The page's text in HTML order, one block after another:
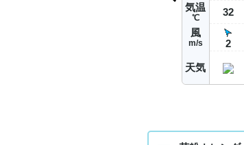
気温
℃
風
m/s
天気
32
2